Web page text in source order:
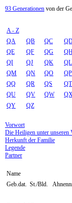
93 Generationen von der
A - Z
QA
QB QC
QE
QF QG
QI
QJ QK
QL
QM
QN QO
QP
QQ
QR QS
QT
QU
QV QW
QY
QZ
Vorwort
Die Heiligen unter unseren
Herkunft der Familie
Legende
Partner
Name
Geb.dat. St./Bld.